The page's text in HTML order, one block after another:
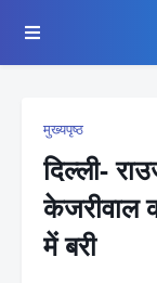
मुख्यपृष्ठ
दिल्ली-
केजरीवाल
में बरी